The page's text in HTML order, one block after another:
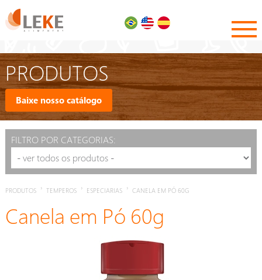
PRODUTOS
Baixe nosso catálogo
FILTRO POR CATEGORIAS:
PRODUTOS › TEMPEROS › ESPECIARIAS › CANELA EM PÓ 60G
Canela em Pó 60g